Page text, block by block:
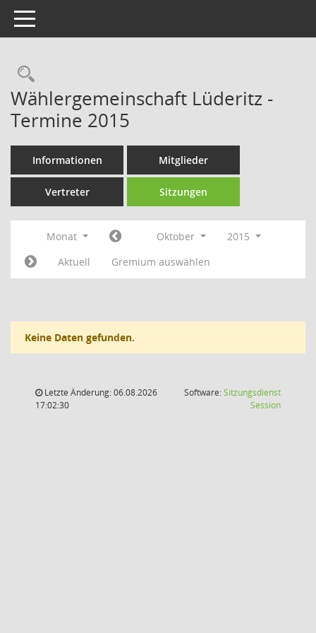
Toggle navigation
Rechercheauswahl
Wählergemeinschaft Lüderitz -
Termine 2015
Informationen Mitglieder
Vertreter Sitzungen
Monat Oktober
2015
Aktuell
Gremium auswählen
Keine Daten gefunden.
Letzte Änderung: 06.08.2026
17:02:30
Software:Sitzungsdienst
Session(Wird in